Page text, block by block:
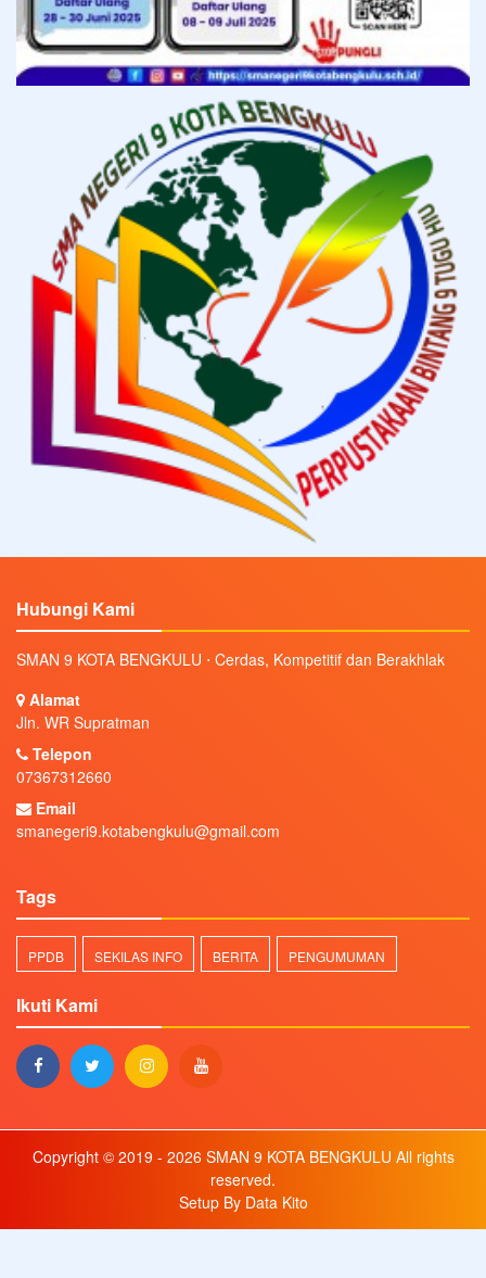
Hubungi Kami
SMAN 9 KOTA BENGKULU ⋅ Cerdas, Kompetitif dan Berakhlak
Alamat
Jln. WR Supratman
Telepon
07367312660
Email
smanegeri9.kotabengkulu@gmail.com
Tags
PPDB SEKILAS INFO BERITA PENGUMUMAN
Ikuti Kami
Copyright © 2019 - 2026 SMAN 9 KOTA BENGKULU All rights
reserved.
Setup By Data Kito